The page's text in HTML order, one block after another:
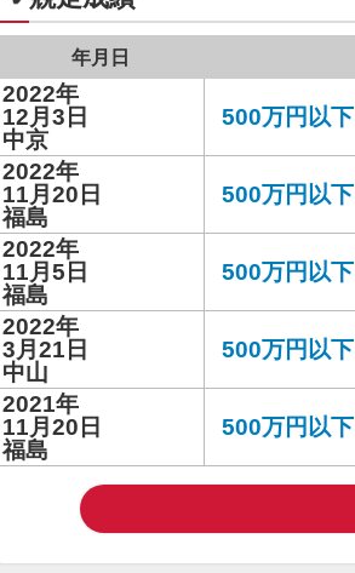
年月日
2022年
12月3日
中京
500万円以下
2022年
11月20日
福島
500万円以下
2022年
11月5日
福島
500万円以下
2022年
3月21日
中山
500万円以下
2021年
11月20日
福島
500万円以下